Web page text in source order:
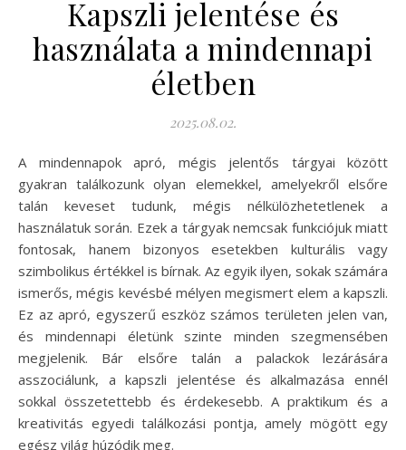
Kapszli jelentése és
használata a mindennapi
életben
2025.08.02.
A mindennapok apró, mégis jelentős tárgyai között
gyakran találkozunk olyan elemekkel, amelyekről elsőre
talán keveset tudunk, mégis nélkülözhetetlenek a
használatuk során. Ezek a tárgyak nemcsak funkciójuk miatt
fontosak, hanem bizonyos esetekben kulturális vagy
szimbolikus értékkel is bírnak. Az egyik ilyen, sokak számára
ismerős, mégis kevésbé mélyen megismert elem a kapszli.
Ez az apró, egyszerű eszköz számos területen jelen van,
és mindennapi életünk szinte minden szegmensében
megjelenik. Bár elsőre talán a palackok lezárására
asszociálunk, a kapszli jelentése és alkalmazása ennél
sokkal összetettebb és érdekesebb. A praktikum és a
kreativitás egyedi találkozási pontja, amely mögött egy
egész világ húzódik meg.